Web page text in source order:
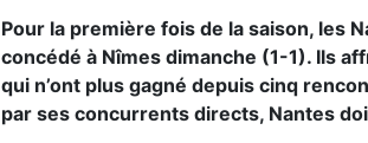
Pour la première fois de la saison, les
concédé à Nîmes dimanche (1-1). Ils
qui n’ont plus gagné depuis cinq
par ses concurrents directs, Nantes